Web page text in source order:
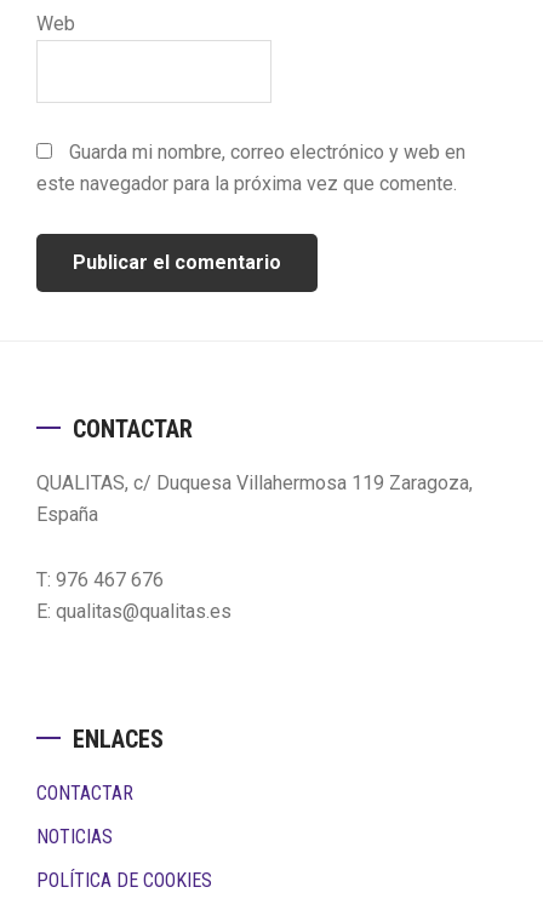
Web
Guarda mi nombre, correo electrónico y web en
este navegador para la próxima vez que comente.
FooterCONTACTAR
QUALITAS, c/ Duquesa Villahermosa 119 Zaragoza,
España
T: 976 467 676
E: qualitas@qualitas.es
ENLACES
CONTACTAR
NOTICIAS
POLÍTICA DE COOKIES